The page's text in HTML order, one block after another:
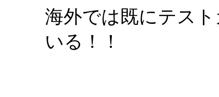
海外では既にテス
いる！！